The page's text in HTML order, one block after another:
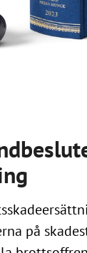
på